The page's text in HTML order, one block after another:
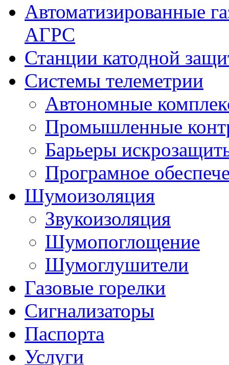
Автоматизированные
АГРС
Станции катодной
Системы телеметрии
Автономные
Промышленные
Барьеры
Програмное
Шумоизоляция
Звукоизоляция
Шумопоглощение
Шумоглушители
Газовые горелки
Сигнализаторы
Паспорта
Услуги